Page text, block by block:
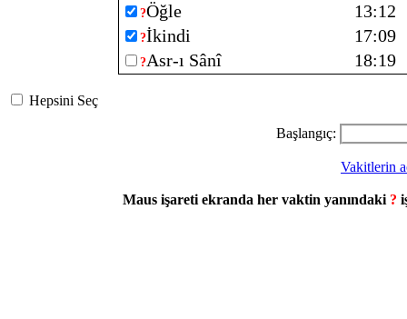
?Öğle 13:12
?İkindi 17:09
?Asr-ı Sânî 18:19
Hepsini Seç
Başlangıç:
Vakitlerin
Maus işareti ekranda her vaktin yanındaki ?